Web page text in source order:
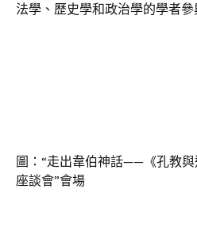
法學、歷史學和政治學的學者參
圖：“走出韋伯神話——《孔教
座談會”會場